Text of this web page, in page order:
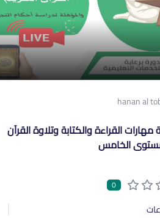
hanan al
مهارات القراءة والكتابة وتلاوة القرآن
الخامس
0